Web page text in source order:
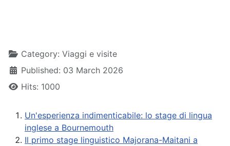
DetailsCategory: Viaggi e visite
Published: 03 March 2026
Hits: 1000
Un'esperienza indimenticabile: lo stage di lingua
inglese a Bournemouth
Il primo stage linguistico Majorana-Maitani a